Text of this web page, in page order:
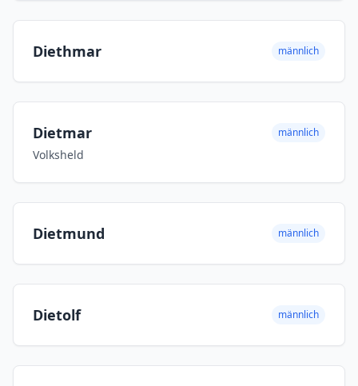
Diethmar männlich
Dietmar männlich
Volksheld
Dietmund männlich
Dietolf männlich